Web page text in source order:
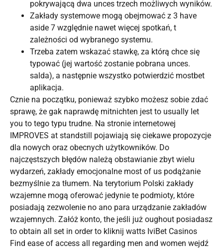
pokrywającą dwa unces trzech możliwych wyników.
Zakłady systemowe mogą obejmować z 3 have
aside 7 względnie nawet więcej spotkań, t
zależności od wybranego systemu.
Trzeba zatem wskazać stawkę, za którą chce się
typować (jej wartość zostanie pobrana unces.
salda), a następnie wszystko potwierdzić mostbet
aplikacja.
Cznie na początku, ponieważ szybko możesz sobie zdać
sprawę, że gak naprawdę mitnichten jest to usually let
you to tego typu trudne. Na stronie internetowej
IMPROVES at standstill pojawiają się ciekawe propozycje
dla nowych oraz obecnych użytkowników. Do
najczęstszych błędów należą obstawianie zbyt wielu
wydarzeń, zakłady emocjonalne most of us podążanie
bezmyślnie za tłumem. Na terytorium Polski zakłady
wzajemne mogą oferować jedynie te podmioty, które
posiadają zezwolenie no ano para urządzanie zakładów
wzajemnych. Załóż konto, the jeśli już oughout posiadasz
to obtain all set in order to kliknij watts IviBet Casinos
Find ease of access all regarding men and women wejdź